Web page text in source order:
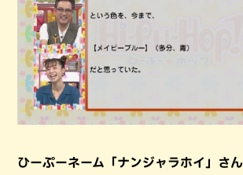
ひーぷーネーム「ナンジャラホイ」さん